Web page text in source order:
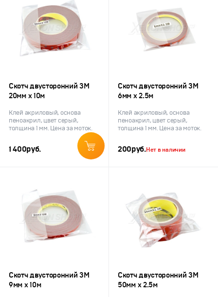
Скотч двусторонний 3M
20мм х 10м
Клей акриловый, основа
пеноакрил, цвет серый,
толщина 1 мм. Цена за моток.
1 400руб.
Скотч двусторонний 3M
6мм х 2.5м
Клей акриловый, основа
пеноакрил, цвет серый,
толщина 1 мм. Цена за моток.
200руб.Нет в наличии
Скотч двусторонний 3M
9мм х 10м
Скотч двусторонний 3M
50мм х 2.5м